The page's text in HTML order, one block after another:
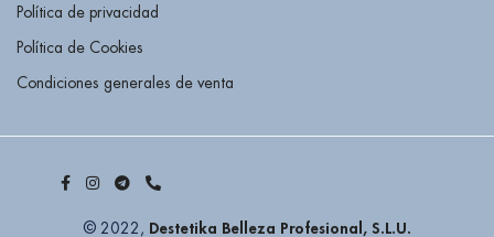
Política de privacidad
Política de Cookies
Condiciones generales de venta
© 2022, Destetika Belleza Profesional, S.L.U.